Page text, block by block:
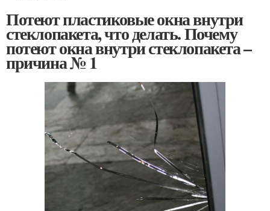
Потеют пластиковые окна внутри
стеклопакета, что делать. Почему
потеют окна внутри стеклопакета –
причина № 1